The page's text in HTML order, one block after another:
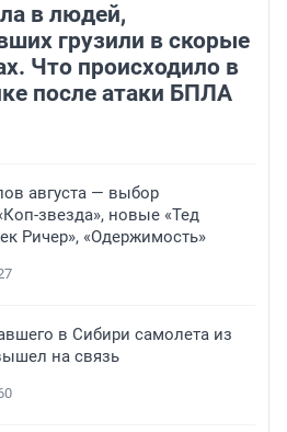
в людей,
грузили в скорые
Что происходило в
после атаки БПЛА
августа — выбор
звезда», новые «Тед
Ричер», «Одержимость»
в Сибири самолета из
на связь